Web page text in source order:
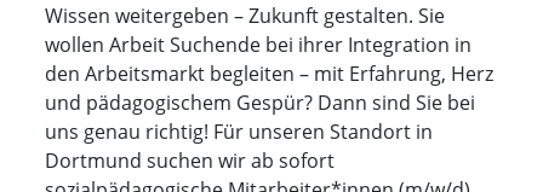
Wissen weitergeben – Zukunft gestalten. Sie
wollen Arbeit Suchende bei ihrer Integration in
den Arbeitsmarkt begleiten – mit Erfahrung, Herz
und pädagogischem Gespür? Dann sind Sie bei
uns genau richtig! Für unseren Standort in
Dortmund suchen wir ab sofort